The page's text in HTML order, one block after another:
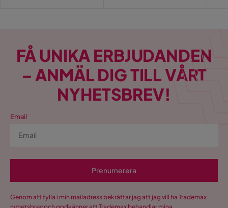
FÅ UNIKA ERBJUDANDEN
– ANMÄL DIG TILL VÅRT
NYHETSBREV!
Email
Prenumerera
Genom att fylla i min mailadress bekräftar jag att jag vill ha Trademax